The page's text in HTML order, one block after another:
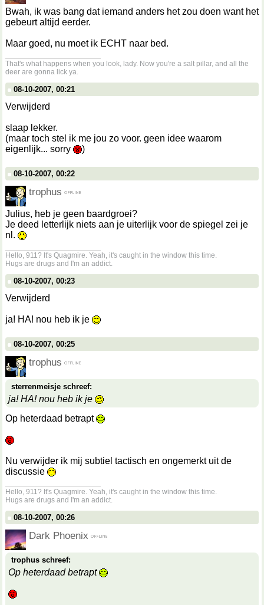
Bwah, ik was bang dat iemand anders het zou doen want het
gebeurt altijd eerder.
Maar goed, nu moet ik ECHT naar bed.
That's what happens when you look, lady. Now you're a salt pillar, and all the
deer are gonna lick ya.
08-10-2007, 00:21
Verwijderd
slaap lekker.
(maar toch stel ik me jou zo voor. geen idee waarom
eigenlijk... sorry
)
08-10-2007, 00:22
trophus
Julius, heb je geen baardgroei?
Je deed letterlijk niets aan je uiterlijk voor de spiegel zei je
nl.
Hello, 911? It's Quagmire. Yeah, it's caught in the window this time.
Hugs are drugs and I'm an addict.
08-10-2007, 00:23
Verwijderd
ja! HA! nou heb ik je
08-10-2007, 00:25
trophus
sterrenmeisje schreef:
ja! HA! nou heb ik je
Op heterdaad betrapt
Nu verwijder ik mij subtiel tactisch en ongemerkt uit de
discussie
Hello, 911? It's Quagmire. Yeah, it's caught in the window this time.
Hugs are drugs and I'm an addict.
08-10-2007, 00:26
Dark Phoenix
trophus schreef:
Op heterdaad betrapt